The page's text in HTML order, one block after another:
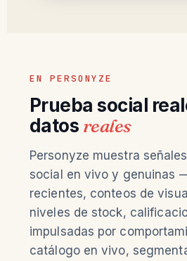
EN PERSONYZE
Prueba social
datos reales
Personyze muestra
social en vivo y genuinas
recientes, conteos de
niveles de stock,
impulsadas por
catálogo en vivo,